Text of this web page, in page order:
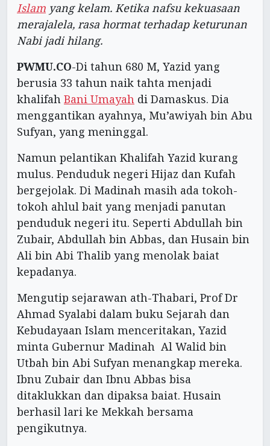
Islam yang kelam. Ketika nafsu kekuasaan
merajalela, rasa hormat terhadap keturunan
Nabi jadi hilang.
PWMU.CO-Di tahun 680 M, Yazid yang
berusia 33 tahun naik tahta menjadi
khalifah Bani Umayah di Damaskus. Dia
menggantikan ayahnya, Mu’awiyah bin Abu
Sufyan, yang meninggal.
Namun pelantikan Khalifah Yazid kurang
mulus. Penduduk negeri Hijaz dan Kufah
bergejolak. Di Madinah masih ada tokoh-
tokoh ahlul bait yang menjadi panutan
penduduk negeri itu. Seperti Abdullah bin
Zubair, Abdullah bin Abbas, dan Husain bin
Ali bin Abi Thalib yang menolak baiat
kepadanya.
Mengutip sejarawan ath-Thabari, Prof Dr
Ahmad Syalabi dalam buku Sejarah dan
Kebudayaan Islam menceritakan, Yazid
minta Gubernur Madinah Al Walid bin
Utbah bin Abi Sufyan menangkap mereka.
Ibnu Zubair dan Ibnu Abbas bisa
ditaklukkan dan dipaksa baiat. Husain
berhasil lari ke Mekkah bersama
pengikutnya.